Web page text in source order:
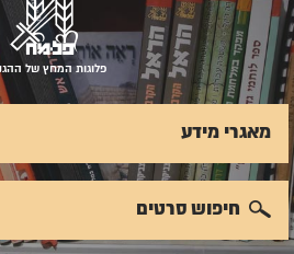
פלוגות המחץ של
מאגרי מידע
חיפוש סרטים